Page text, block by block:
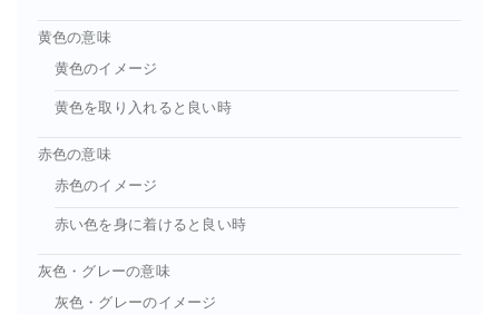
黄色の意味
黄色のイメージ
黄色を取り入れると良い時
赤色の意味
赤色のイメージ
赤い色を身に着けると良い時
灰色・グレーの意味
灰色・グレーのイメージ